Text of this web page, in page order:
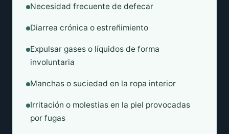
Necesidad frecuente de defecar
Diarrea crónica o estreñimiento
Expulsar gases o líquidos de forma
involuntaria
Manchas o suciedad en la ropa interior
Irritación o molestias en la piel provocadas
por fugas